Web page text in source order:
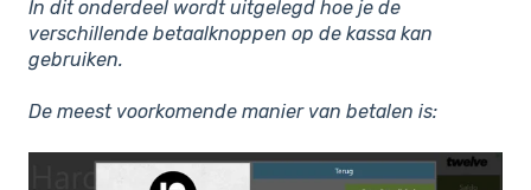
In dit onderdeel wordt uitgelegd hoe je de
verschillende betaalknoppen op de kassa kan
gebruiken.
De meest voorkomende manier van betalen is: